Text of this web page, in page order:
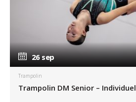
26 sep
26 sep
Trampolin
Trampolin DM Senior – Individuel